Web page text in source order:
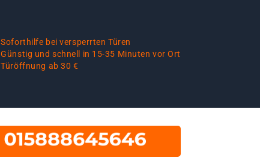
Soforthilfe bei versperrten Türen
Günstig und schnell in 15-35 Minuten vor Ort
Türöffnung ab 30 €